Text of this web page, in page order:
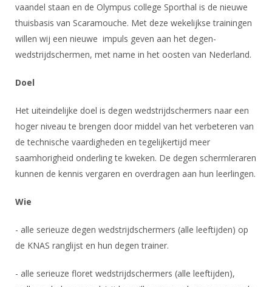
Leden van Verdiensten
Vacatures
Bondsbureau
Contact
Medewerkers
Samenwerking
Nieuws
Verenigingsondersteuning
Witte Vlekkenplan
Oprichting Vereniging
Rolstoelschermen
NK's
JPT
JEC
Veteranenwedstrijden
Nieuws
Scheidsrechterslijst
Atletencommissie
Internationale Titeltoernooien
Nationale opleidingen
Internationale opleidingen
Opleidingen
Voor scheidsrechters
Nieuws
Scheidsrechterslijst
Scheidsrechter Documentatie
Archief
Infotheek
vaandel staan en de Olympus college Sporthal is de nieuwe
thuisbasis van Scaramouche. Met deze wekelijkse trainingen
willen wij een nieuwe impuls geven aan het degen-
wedstrijdschermen, met name in het oosten van Nederland.
Doel
Het uiteindelijke doel is degen wedstrijdschermers naar een
hoger niveau te brengen door middel van het verbeteren van
de technische vaardigheden en tegelijkertijd meer
saamhorigheid onderling te kweken. De degen schermleraren
kunnen de kennis vergaren en overdragen aan hun leerlingen.
Wie
- alle serieuze degen wedstrijdschermers (alle leeftijden) op
de KNAS ranglijst en hun degen trainer.
- alle serieuze floret wedstrijdschermers (alle leeftijden),